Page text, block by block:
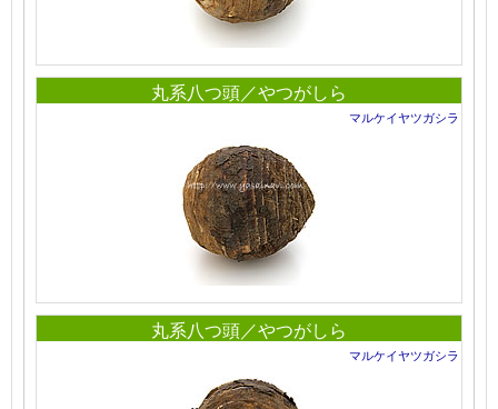
丸系八つ頭／やつがしら
マルケイヤツガシラ
丸系八つ頭／やつがしら
マルケイヤツガシラ